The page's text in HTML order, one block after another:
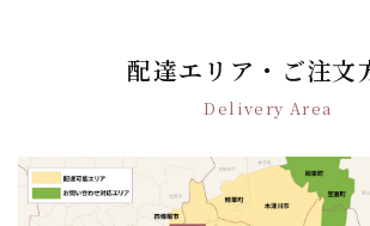
ン
配達エリア・ご注文
Delivery Area